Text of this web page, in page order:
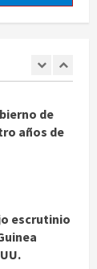
partido
de
años de
escrutinio